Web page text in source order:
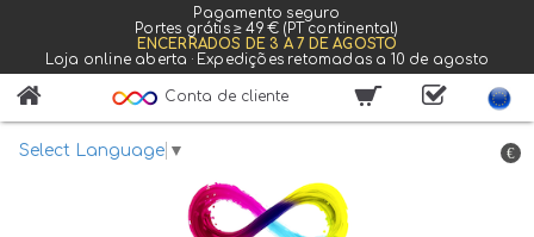
Pagamento seguro
Portes grátis ≥ 49 € (PT continental)
ENCERRADOS DE 3 A 7 DE AGOSTO
Loja online aberta · Expedições retomadas a 10 de agosto
Select Language ▼
Conta de cliente
€